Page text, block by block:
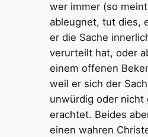
wer immer (so
ableugnet, tut dies,
er die Sache
verurteilt hat, oder
einem offenen
weil er sich der
unwürdig oder nicht
erachtet. Beides
einen wahren